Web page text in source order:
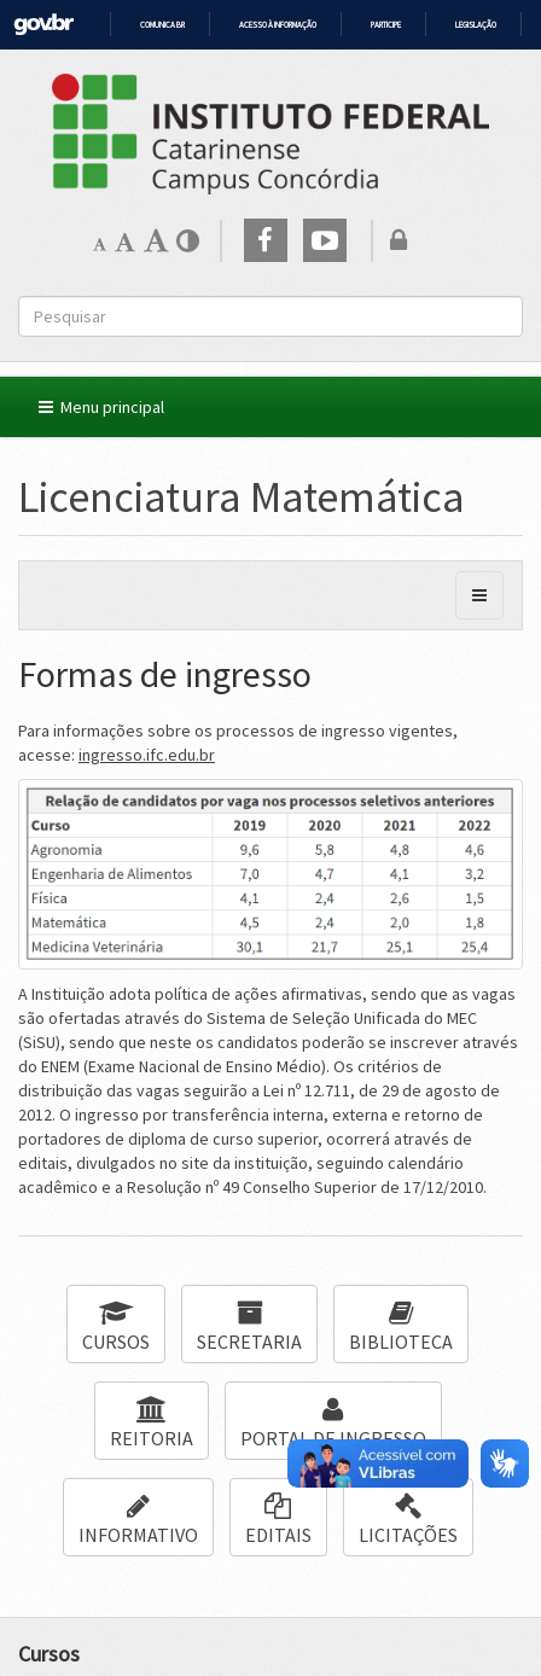
CONTEÚDO
COMUNICA BR ACESSO À INFORMAÇÃO PARTICIPE LEGISLAÇÃO
Menu principal
Licenciatura Matemática
Formas de ingresso
Para informações sobre os processos de ingresso vigentes,
acesse: ingresso.ifc.edu.br
A Instituição adota política de ações afirmativas, sendo que as vagas
são ofertadas através do Sistema de Seleção Unificada do MEC
(SiSU), sendo que neste os candidatos poderão se inscrever através
do ENEM (Exame Nacional de Ensino Médio). Os critérios de
distribuição das vagas seguirão a Lei nº 12.711, de 29 de agosto de
2012. O ingresso por transferência interna, externa e retorno de
portadores de diploma de curso superior, ocorrerá através de
editais, divulgados no site da instituição, seguindo calendário
acadêmico e a Resolução nº 49 Conselho Superior de 17/12/2010.
CURSOS SECRETARIA BIBLIOTECA
REITORIA PORTAL DE INGRESSO
INFORMATIVO EDITAIS LICITAÇÕES
Cursos